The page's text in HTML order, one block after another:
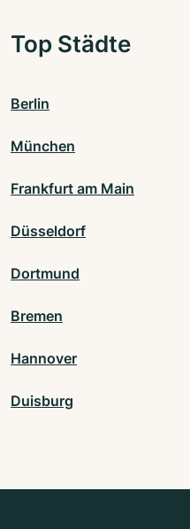
Top Städte
Berlin
München
Frankfurt am Main
Düsseldorf
Dortmund
Bremen
Hannover
Duisburg